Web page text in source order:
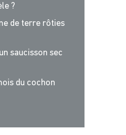
?
de terre rôties
saucisson sec
du cochon